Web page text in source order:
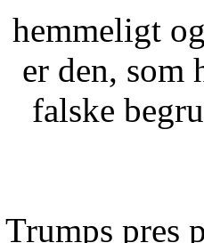
hemmeligt
er den, som
falske
Trumps pres